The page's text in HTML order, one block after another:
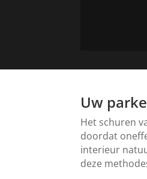
Uw
Het schuren
doordat
interieur
deze